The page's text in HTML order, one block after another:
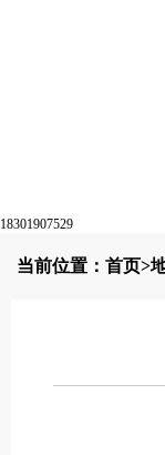
18301907529
当前位置： 首页>